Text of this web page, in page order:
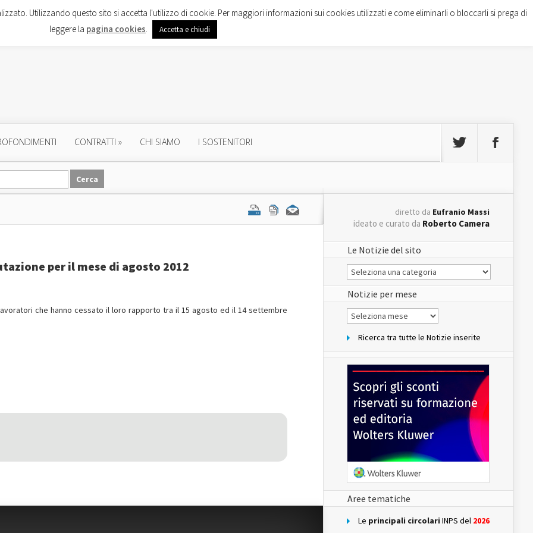
CONTRATTI » CHI SIAMO I SOSTENITORI
per il mese di agosto 2012
che hanno cessato il loro rapporto tra il 15 agosto ed il 14 settembre
diretto da Eufranio Massi
ideato e curato da Roberto Camera
Le Notizie del sito
Le
Notizie
del
sito
Notizie per mese
Notizie
per
Ricerca tra tutte le Notizie inserite
Aree tematiche
Le principali circolari INPS del 2026
Utilizzando questo sito si accetta l'utilizzo di cookie. Per maggiori informazioni sui cookies utilizzati e come eliminarli o bloccarli si prega di
leggere la pagina cookies. Accetta e chiudi